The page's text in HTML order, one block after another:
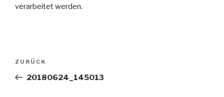
verarbeitet werden.
Beitragsnavigation
Vorheriger
Beitrag
ZURÜCK
20180624_145013